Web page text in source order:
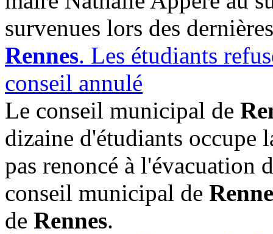
survenues lors des
Rennes. Les étudiants
conseil annulé
Le conseil municipal de
dizaine d'étudiants occupe
pas renoncé à l'évacuation
conseil municipal de
de Rennes.